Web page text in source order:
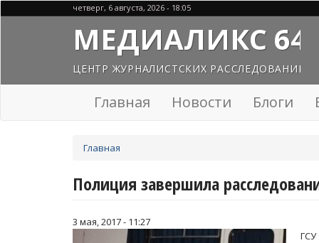
четверг, 6 августа, 2026 - 18:05
МЕДИАЛИКС 64
ЦЕНТР ЖУРНАЛИСТСКИХ РАССЛЕДОВАНИЙ
Главная Новости Блоги
здесь
Главная
Полиция завершила
3 мая, 2017 - 11:27